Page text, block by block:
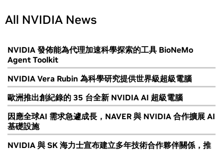
All NVIDIA News
NVIDIA 發佈能為代理加速科學探索的工具 BioNeMo
Agent Toolkit
NVIDIA Vera Rubin 為科學研究提供世界級超級電腦
歐洲推出創紀錄的 35 台全新 NVIDIA AI 超級電腦
因應全球AI 需求急遽成長，NAVER 與 NVIDIA 合作擴展 AI
基礎設施
NVIDIA 與 SK 海力士宣布建立多年技術合作夥伴關係，推